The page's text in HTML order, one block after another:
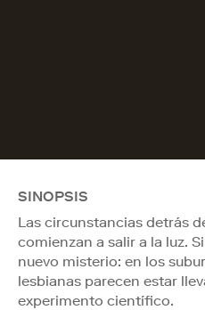
SINOPSIS
Las circunstancias detrás
comienzan a salir a la luz.
nuevo misterio: en los
lesbianas parecen estar
experimento científico.